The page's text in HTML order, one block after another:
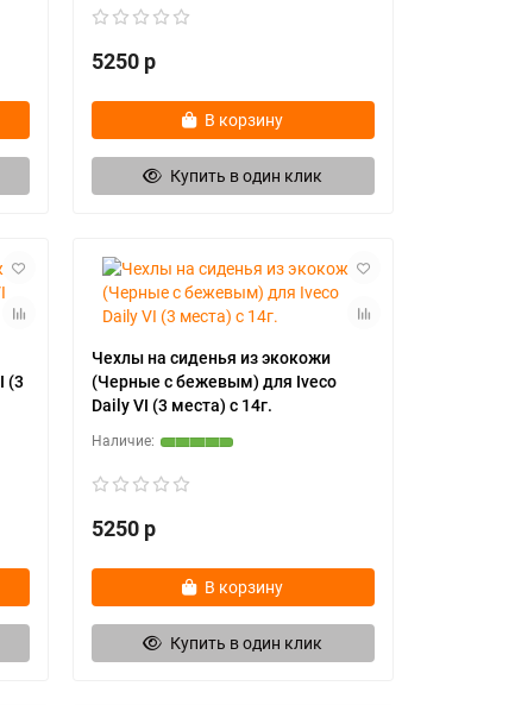
5250 р
В корзину
Купить в один клик
(3
Чехлы на сиденья из экокожи
(Черные с бежевым) для Iveco
Daily VI (3 места) с 14г.
5250 р
В корзину
Купить в один клик